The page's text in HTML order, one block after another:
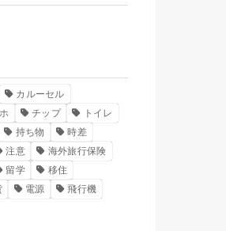
カルーセル
チップ
トイレ
持ち物
時差
注意
海外旅行保険
留学
移住
電源 飛行機